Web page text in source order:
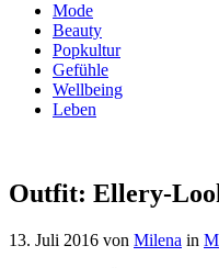
Mode
Beauty
Popkultur
Gefühle
Wellbeing
Leben
Outfit: Ellery-
13. Juli 2016 von Milena in